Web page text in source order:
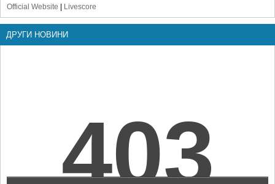
Official Website | Livescore
ДРУГИ НОВИНИ